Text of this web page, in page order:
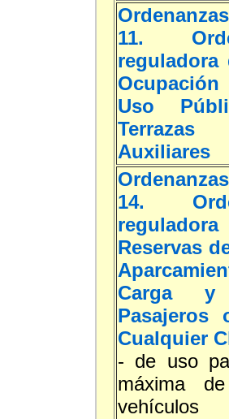
11.
Uso
Auxiliares
14.
Reservas
Carga y
Pasajeros
Cualquier
- de uso
máxima
vehículos